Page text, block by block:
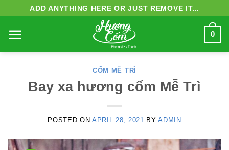
content
ADD ANYTHING HERE OR JUST REMOVE IT...
0
CỐM MỄ TRÌ
Bay xa hương cốm Mễ Trì
POSTED ONAPRIL 28, 2021 BYADMIN